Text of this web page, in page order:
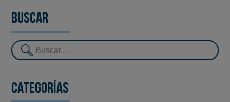
Buscar
Categorías